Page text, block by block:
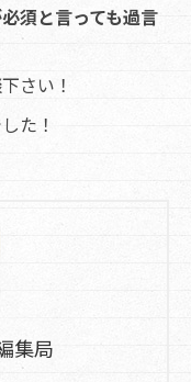
須と言っても過言
さい！
た！
集局